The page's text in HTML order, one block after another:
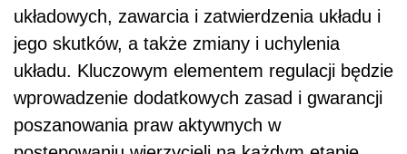
układowych, zawarcia i zatwierdzenia układu i
jego skutków, a także zmiany i uchylenia
układu. Kluczowym elementem regulacji będzie
wprowadzenie dodatkowych zasad i gwarancji
poszanowania praw aktywnych w